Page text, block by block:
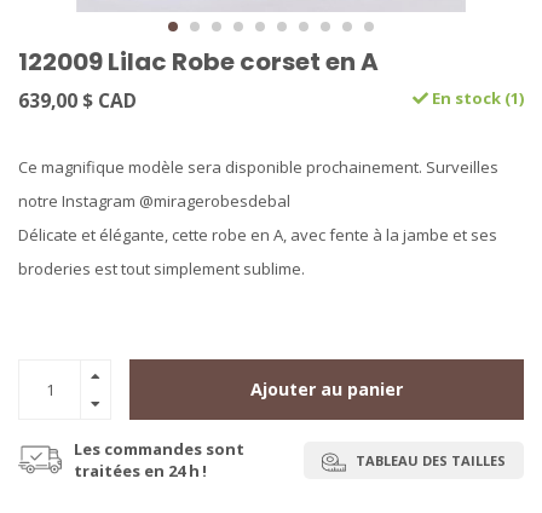
122009 Lilac Robe corset en A
639,00 $ CAD En stock (1)
Ce magnifique modèle sera disponible prochainement. Surveilles
notre Instagram @miragerobesdebal
Délicate et élégante, cette robe en A, avec fente à la jambe et ses
broderies est tout simplement sublime.
Ajouter au panier
Les commandes sont
traitées en 24 h !
TABLEAU DES TAILLES